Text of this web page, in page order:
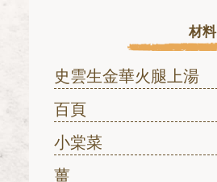
材料
史雲生金華火腿上湯
百頁
小棠菜
薑